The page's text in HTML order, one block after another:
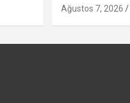
Ağustos 7, 2026